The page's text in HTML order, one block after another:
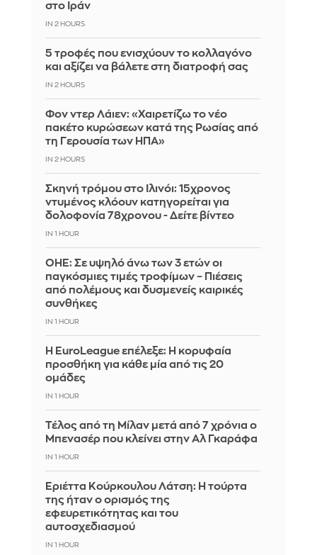
στο Ιράν
IN 2 HOURS
5 τροφές που ενισχύουν το κολλαγόνο
και αξίζει να βάλετε στη διατροφή σας
IN 2 HOURS
Φον ντερ Λάιεν: «Χαιρετίζω το νέο
πακέτο κυρώσεων κατά της Ρωσίας από
τη Γερουσία των ΗΠΑ»
IN 2 HOURS
Σκηνή τρόμου στο Ιλινόι: 15χρονος
ντυμένος κλόουν κατηγορείται για
δολοφονία 78χρονου - Δείτε βίντεο
IN 1 HOUR
ΟΗΕ: Σε υψηλό άνω των 3 ετών οι
παγκόσμιες τιμές τροφίμων – Πιέσεις
από πολέμους και δυσμενείς καιρικές
συνθήκες
IN 1 HOUR
Η EuroLeague επέλεξε: Η κορυφαία
προσθήκη για κάθε μία από τις 20
ομάδες
IN 1 HOUR
Τέλος από τη Μίλαν μετά από 7 χρόνια ο
Μπενασέρ που κλείνει στην Αλ Γκαράφα
IN 1 HOUR
Εριέττα Κούρκουλου Λάτση: Η τούρτα
της ήταν ο ορισμός της
εφευρετικότητας και του
αυτοσχεδιασμού
IN 1 HOUR